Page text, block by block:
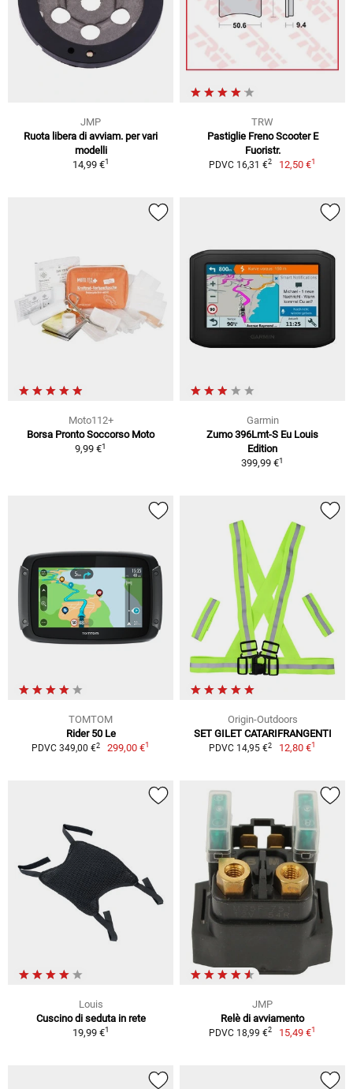
JMP
Ruota libera di avviam. per vari
modelli
14,99 €1
TRW
Pastiglie Freno Scooter E
Fuoristr.
PDVC 16,31 €2 12,50 €1
Moto112+
Borsa Pronto Soccorso Moto
9,99 €1
Garmin
Zumo 396Lmt-S Eu Louis
Edition
399,99 €1
TOMTOM
Rider 50 Le
PDVC 349,00 €2 299,00 €1
Origin-Outdoors
SET GILET CATARIFRANGENTI
PDVC 14,95 €2 12,80 €1
Louis
Cuscino di seduta in rete
19,99 €1
JMP
Relè di avviamento
PDVC 18,99 €2 15,49 €1